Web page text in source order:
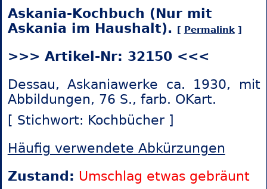
Askania-Kochbuch (Nur mit
Askania im Haushalt). [ Permalink]
>>> Artikel-Nr: 32150 <<<
Dessau, Askaniawerke ca. 1930, mit
Abbildungen, 76 S., farb. OKart.
[ Stichwort: Kochbücher ]
Häufig verwendete Abkürzungen
Zustand: Umschlag etwas gebräunt